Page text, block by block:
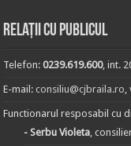
Relații cu publicul
Telefon:0239.619.600, int.
E-mail:consiliu@cjbraila.ro,
Functionarul resposabil cu
- Serbu Violeta,